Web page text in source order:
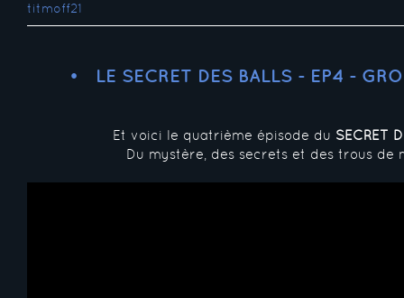
titmoff21
LE SECRET DES BALLS - EP4 -
Et voici le quatrième épisode du SECRET
Du mystère, des secrets et des trous de